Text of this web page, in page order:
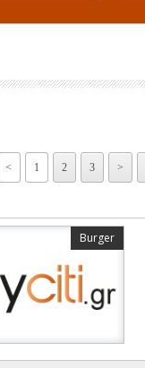
< 1 2 3 >
Burger